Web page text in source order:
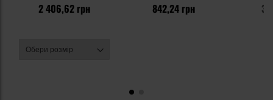
2 406,62 грн 842,24 грн